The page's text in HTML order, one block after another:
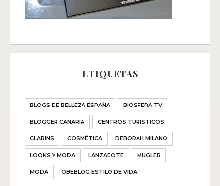
ETIQUETAS
BLOGS DE BELLEZA ESPAÑA BIOSFERA TV
BLOGGER CANARIA CENTROS TURISTICOS
CLARINS COSMÉTICA DEBORAH MILANO
LOOKS Y MODA LANZAROTE MUGLER
MODA OBEBLOG ESTILO DE VIDA